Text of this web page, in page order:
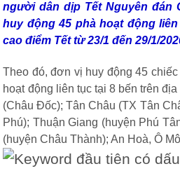
người dân dịp Tết Nguyên đán
huy động 45 phà hoạt động
cao điểm Tết từ 23/1 đến 29/1/
Theo đó, đơn vị huy động 45
hoạt động liên tục tại 8 bến trên
(Châu Đốc); Tân Châu (TX Tân
Phú); Thuận Giang (huyện Phú
(huyện Châu Thành); An Hoà, Ô